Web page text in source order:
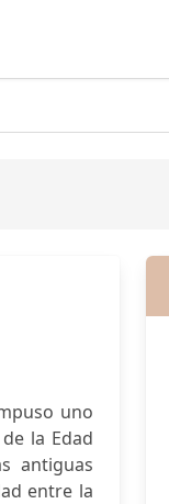
uno
la Edad
antiguas
entre la